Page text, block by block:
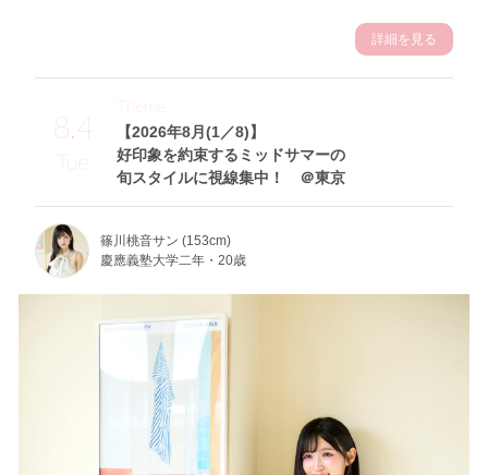
詳細を見る
8.4
Tue
【2026年8月(1／8)】
好印象を約束するミッドサマーの
旬スタイルに視線集中！ ＠東京
Theme
篠川桃音サン (153cm)
慶應義塾大学二年・20歳